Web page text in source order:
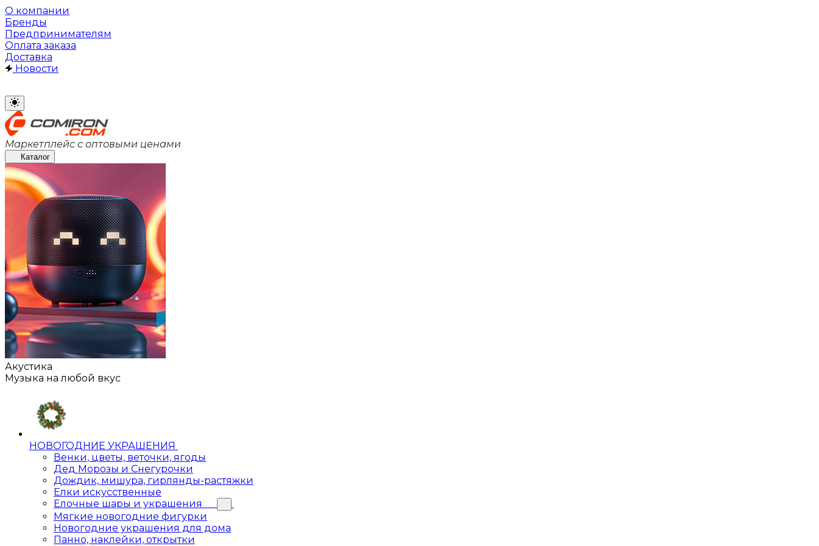
О компании
Бренды
Предпринимателям
Оплата заказа
Доставка
Новости
Маркетплейс с оптовыми ценами
Каталог
Акустика
Музыка на любой вкус
НОВОГОДНИЕ УКРАШЕНИЯ
Венки, цветы, веточки, ягоды
Дед Морозы и Снегурочки
Дождик, мишура, гирлянды-растяжки
Елки искусственные
Елочные шары и украшения
Мягкие новогодние фигурки
Новогодние украшения для дома
Панно, наклейки, открытки